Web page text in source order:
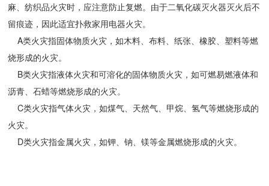
麻、纺织品火灾时，应注意防止复燃。由于二氧化碳灭火器灭火后不
留痕迹，因此适宜扑救家用电器火灾。
A类火灾指固体物质火灾，如木料、布料、纸张、橡胶、塑料等燃
烧形成的火灾。
B类火灾指液体火灾和可溶化的固体物质火灾，如可燃易燃液体和
沥青、石蜡等燃烧形成的火灾。
C类火灾指气体火灾，如煤气、天然气、甲烷、氢气等燃烧形成的
火灾。
D类火灾指金属火灾，如钾、钠、镁等金属燃烧形成的火灾。